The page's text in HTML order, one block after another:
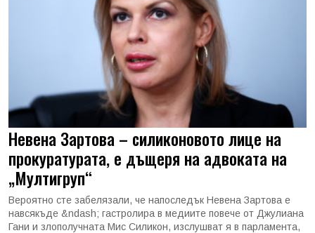
Невена Зартова – силиконовото лице на
прокуратурата, е дъщеря на адвоката на
„Мултигруп“
Вероятно сте забелязали, че напоследък Невена Зартова е
навсякъде &ndash; гастролира в медиите повече от Джулиана
Гани и злополучната Мис Силикон, изслушват я в парламента,